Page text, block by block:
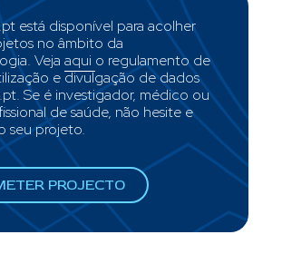
está disponível para acolher
no âmbito da
Vejaaqui o regulamento de
e divulgação de dados
Se é investigador, médico ou
de saúde, não hesite e
seu projeto.
PROJECTO